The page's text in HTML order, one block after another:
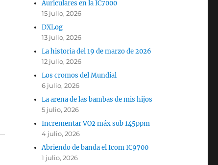
Auriculares en la IC7000
15 julio, 2026
DXLog
13 julio, 2026
La historia del 19 de marzo de 2026
12 julio, 2026
Los cromos del Mundial
6 julio, 2026
La arena de las bambas de mis hijos
5 julio, 2026
Incrementar VO2 máx sub 145ppm
4 julio, 2026
Abriendo de banda el Icom IC9700
1 julio, 2026